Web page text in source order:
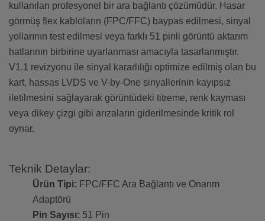
kullanılan profesyonel bir ara bağlantı çözümüdür. Hasar
görmüş flex kabloların (FPC/FFC) baypas edilmesi, sinyal
yollarının test edilmesi veya farklı 51 pinli görüntü aktarım
hatlarının birbirine uyarlanması amacıyla tasarlanmıştır.
V1.1 revizyonu ile sinyal kararlılığı optimize edilmiş olan bu
kart, hassas LVDS ve V-by-One sinyallerinin kayıpsız
iletilmesini sağlayarak görüntüdeki titreme, renk kayması
veya dikey çizgi gibi arızaların giderilmesinde kritik rol
oynar.
Teknik Detaylar:
Ürün Tipi: FPC/FFC Ara Bağlantı ve Onarım
Adaptörü
Pin Sayısı: 51 Pin